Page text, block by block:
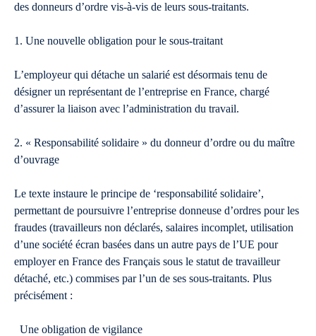
des donneurs d’ordre vis-à-vis de leurs sous-traitants.
1. Une nouvelle obligation pour le sous-traitant
L’employeur qui détache un salarié est désormais tenu de
désigner un représentant de l’entreprise en France, chargé
d’assurer la liaison avec l’administration du travail.
2. « Responsabilité solidaire » du donneur d’ordre ou du maître
d’ouvrage
Le texte instaure le principe de ‘responsabilité solidaire’,
permettant de poursuivre l’entreprise donneuse d’ordres pour les
fraudes (travailleurs non déclarés, salaires incomplet, utilisation
d’une société écran basées dans un autre pays de l’UE pour
employer en France des Français sous le statut de travailleur
détaché, etc.) commises par l’un de ses sous-traitants. Plus
précisément :
Une obligation de vigilance